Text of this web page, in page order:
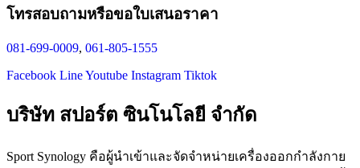
โทรสอบถามหรือขอใบเสนอราคา
081-699-0009, 061-805-1555
Facebook LineYoutube Instagram Tiktok
บริษัท สปอร์ต ซินโนโลยี จำกัด
Sport Synology คือผู้นำเข้าและจัดจำหน่ายเครื่องออกกำลังกาย